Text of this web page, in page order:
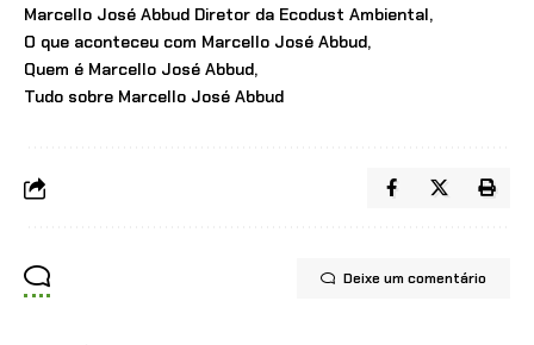
Marcello José Abbud Diretor da Ecodust Ambiental
O que aconteceu com Marcello José Abbud
Quem é Marcello José Abbud
Tudo sobre Marcello José Abbud
Deixe um comentário